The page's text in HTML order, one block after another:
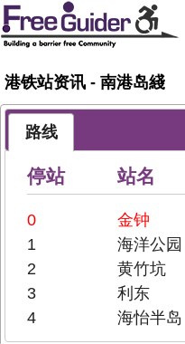
港铁站资讯 - 南港岛綫
路线
停站 站名
0
金钟
1
海洋公园
2
黄竹坑
3
利东
4
海怡半岛